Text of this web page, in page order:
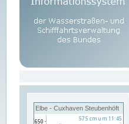
Elbe - Cuxhaven Steubenhöft